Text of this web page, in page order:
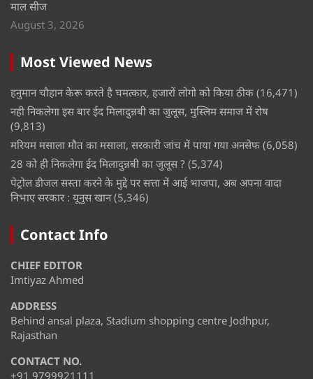
माल सीज
August 3, 2026
Most Viewed News
हनुमान चौहान केरू करते है चमत्कार, हजारों लोगो को किया ठीक (16,471)
नही निकलेगा इस बार ईद मिलादुन्नबी का जुलूस, मुस्लिम समाज में रोष
(9,813)
मरियम मसाला मौत का मसाला, सरकारी जांच में पाया गया अनसेफ (6,058)
28 को ही निकलेगा ईद मिलादुन्नबी का जुलूस ? (5,374)
पेट्रोल डीजल सस्ता करने के मुद्दे पर सत्ता में आई भाजपा, अब अपना वादा
निभाए सरकार : यूनुस खान (5,346)
Contact Info
CHIEF EDITOR
Imtiyaz Ahmed
ADDRESS
Behind ansal plaza, Stadium shopping centre Jodhpur,
Rajasthan
CONTACT NO.
+91 9799921111